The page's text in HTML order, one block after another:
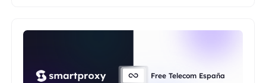
Free Telecom España